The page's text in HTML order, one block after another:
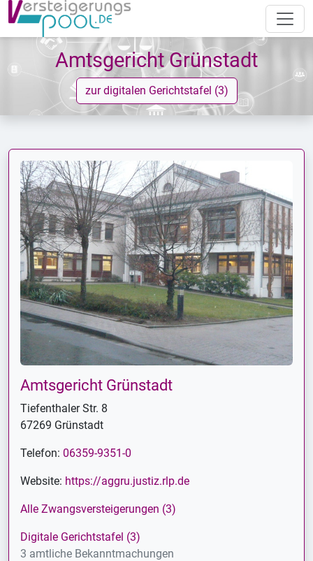
Amtsgericht Grünstadt
zur digitalen Gerichtstafel (3)
Amtsgericht Grünstadt
Tiefenthaler Str. 8
67269 Grünstadt
Telefon: 06359-9351-0
Website: https://aggru.justiz.rlp.de
Alle Zwangsversteigerungen (3)
Digitale Gerichtstafel (3)
3 amtliche Bekanntmachungen